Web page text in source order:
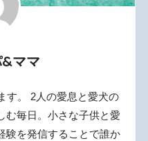
ママ
す。 2人の愛息と愛犬の
む毎日。小さな子供と愛
験を発信することで誰か